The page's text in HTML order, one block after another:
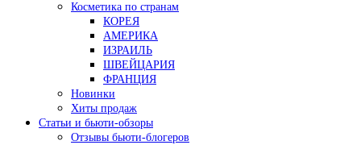
Косметика по странам
КОРЕЯ
АМЕРИКА
ИЗРАИЛЬ
ШВЕЙЦАРИЯ
ФРАНЦИЯ
Новинки
Хиты продаж
Статьи и бьюти-обзоры
Отзывы бьюти-блогеров